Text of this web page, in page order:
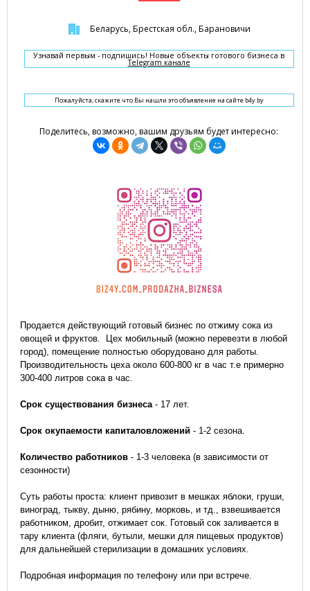
Беларусь, Брестская обл., Барановичи
Узнавай первым - подпишись! Новые объекты готового бизнеса в
Telegram канале
Пожалуйста, скажите что Вы нашли это объявление на сайте b4y.by
Поделитесь, возможно, вашим друзьям будет интересно:
Продается действующий готовый бизнес по отжиму сока из
овощей и фруктов. Цех мобильный (можно перевезти в любой
город), помещение полностью оборудовано для работы.
Производительность цеха около 600-800 кг в час т.е примерно
300-400 литров сока в час.
Срок существования бизнеса- 17 лет.
Срок окупаемости капиталовложений - 1-2 сезона.
Количество работников - 1-3 человека (в зависимости от
сезонности)
Суть работы проста: клиент привозит в мешках яблоки, груши,
виноград, тыкву, дыню, рябину, морковь, и тд., взвешивается
работником, дробит, отжимает сок. Готовый сок заливается в
тару клиента (фляги, бутыли, мешки для пищевых продуктов)
для дальнейшей стерилизации в домашних условиях.
Подробная информация по телефону или при встрече.